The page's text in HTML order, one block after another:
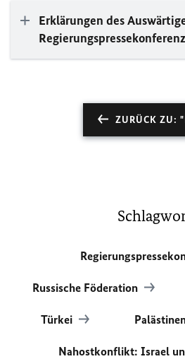
Erklärungen des
Regierungspressekonferenz
ZURÜCK ZU:
Russische Föderation
Türkei
Nahostkonflikt: Israel